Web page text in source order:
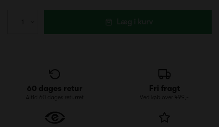
Læg i kurv
60 dages retur
Altid 60 dages returret
Fri fragt
Ved køb over 499,-